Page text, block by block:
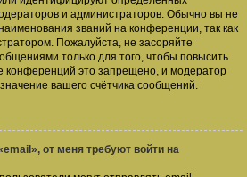
и администраторов. Обычно вы не
званий на конференции, так как
Пожалуйста, не засоряйте
только для того, чтобы повысить
конференций это запрещено, и модератор
вашего счётчика сообщений.
от меня требуют войти на